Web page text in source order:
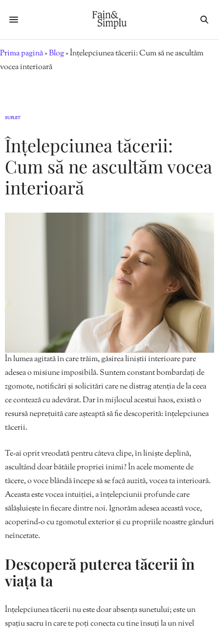
Prima pagină»Blog»Înțelepciunea tăcerii: Cum să ne ascultăm
vocea interioară
SUFLET
Înțelepciunea tăcerii:
Cum să ne ascultăm vocea
interioară
În lumea agitată în care trăim, găsirea liniștii interioare pare
adesea o misiune imposibilă. Suntem constant bombardați de
zgomote, notificări și solicitări care ne distrag atenția de la ceea
ce contează cu adevărat. Dar în mijlocul acestui haos, există o
resursă neprețuită care așteaptă să fie descoperită: înțelepciunea
tăcerii.
Te-ai oprit vreodată pentru câteva clipe, în liniște deplină,
ascultând doar bătăile propriei inimi? În acele momente de
tăcere, o voce blândă începe să se facă auzită, vocea ta interioară.
Aceasta este vocea intuiției, a înțelepciunii profunde care
sălășluiește în fiecare dintre noi. Ignorăm adesea această voce,
acoperind-o cu zgomotul exterior și cu propriile noastre gânduri
neîncetate.
Descoperă puterea tăcerii în
viața ta
Înțelepciunea tăcerii nu este doar absența sunetului; este un
spațiu sacru în care te poți conecta cu tine însuți la un nivel